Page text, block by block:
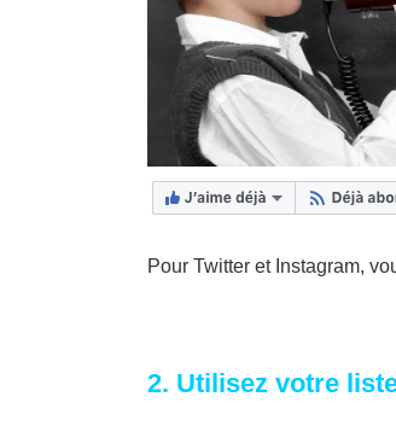
Pour Twitter et Instagram,
2. Utilisez votre